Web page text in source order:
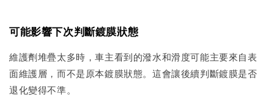
可能影響下次判斷鍍膜狀態
維護劑堆疊太多時，車主看到的潑水和滑度可能主要來自表
面維護層，而不是原本鍍膜狀態。這會讓後續判斷鍍膜是否
退化變得不準。